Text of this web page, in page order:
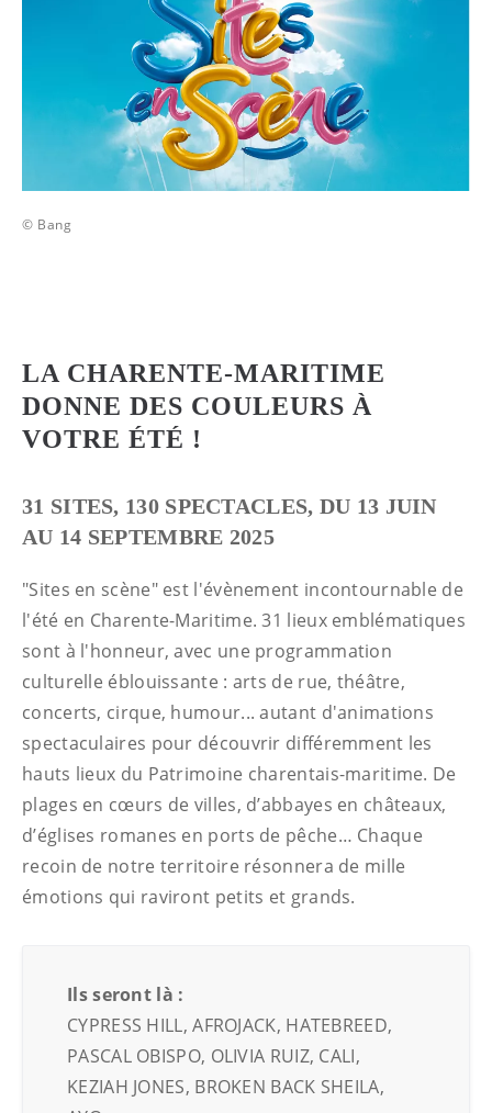
© Bang
LA CHARENTE-MARITIME
DONNE DES COULEURS À
VOTRE ÉTÉ !
31 SITES, 130 SPECTACLES, DU 13 JUIN
AU 14 SEPTEMBRE 2025
"Sites en scène" est l'évènement incontournable de
l'été en Charente-Maritime. 31 lieux emblématiques
sont à l'honneur, avec une programmation
culturelle éblouissante : arts de rue, théâtre,
concerts, cirque, humour... autant d'animations
spectaculaires pour découvrir différemment les
hauts lieux du Patrimoine charentais-maritime. De
plages en cœurs de villes, d’abbayes en châteaux,
d’églises romanes en ports de pêche… Chaque
recoin de notre territoire résonnera de mille
émotions qui raviront petits et grands.
Ils seront là :
CYPRESS HILL, AFROJACK, HATEBREED,
PASCAL OBISPO, OLIVIA RUIZ, CALI,
KEZIAH JONES, BROKEN BACK SHEILA,